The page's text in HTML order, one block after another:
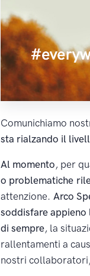
Comunichiamo
sta rialzando il
Al momento, per
o problematiche
attenzione. Arco
soddisfare appieno
di sempre, la
rallentamenti a
nostri